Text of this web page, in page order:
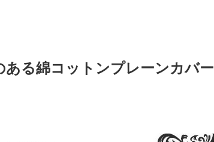
る綿コットンプレーンカバー